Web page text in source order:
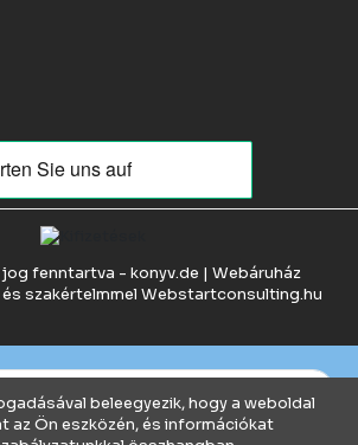
fenntartva - konyv.de | Webáruház
szakértelmmel Webstartconsulting.hu
beleegyezik, hogy a weboldal
az Ön eszközén, és információkat